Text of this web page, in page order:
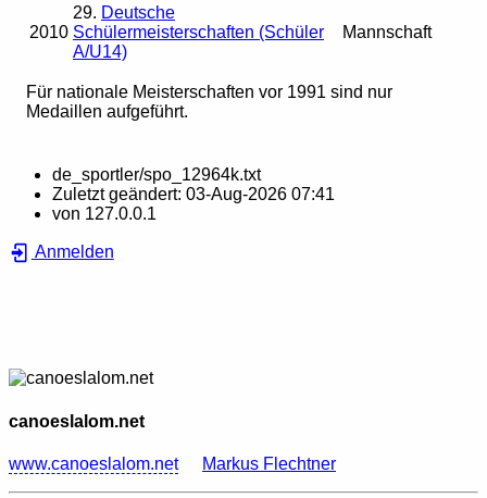
2010
29. Deutsche
Schülermeisterschaften (Schüler
A/U14)
Mannschaft
Für nationale Meisterschaften vor 1991 sind nur
Medaillen aufgeführt.
de_sportler/spo_12964k.txt
Zuletzt geändert: 03-Aug-2026 07:41
von 127.0.0.1
Anmelden
canoeslalom.net
www.canoeslalom.net Markus Flechtner